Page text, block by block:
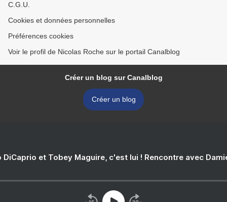
C.G.U.
Cookies et données personnelles
Préférences cookies
Voir le profil de Nicolas Roche sur le portail Canalblog
Créer un blog sur Canalblog
Créer un blog
DiCaprio et Tobey Maguire, c'est lui ! Rencontre avec